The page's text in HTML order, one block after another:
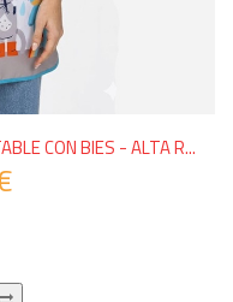
CON BIES - ALTA R...